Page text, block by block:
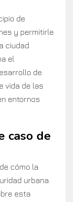
de
y permitirle
ciudad
el
de
vida de las
entornos
caso de
cómo la
urbana.
esta